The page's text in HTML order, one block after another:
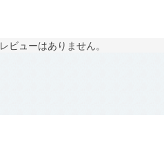
レビューはありません。